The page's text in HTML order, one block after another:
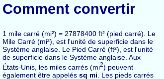
Comment convertir
1 mile carré (mi²) = 27878400 ft² (pied carré). Le
Mile Carré (mi²), est l'unité de superficie dans le
Système anglaise. Le Pied Carré (ft²), est l'unité
de superficie dans le Système anglaise. Aux
États-Unis, les miles carrés (mi2) peuvent
également être appelés sq mi . Les pieds carrés